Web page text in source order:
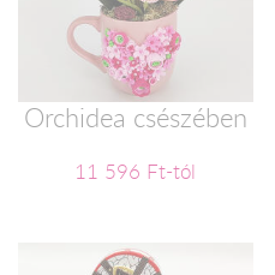
Orchidea csészében
11 596 Ft-tól